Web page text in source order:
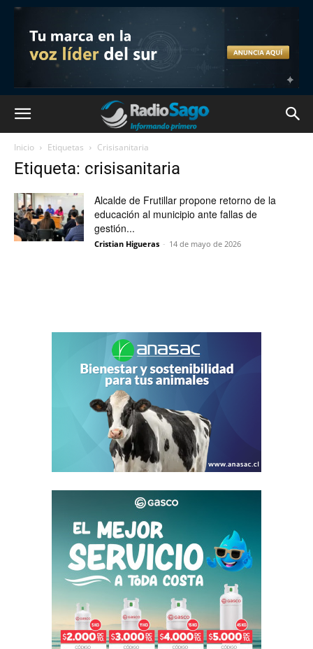
Inicio Etiquetas Crisisanitaria
Etiqueta: crisisanitaria
Alcalde de Frutillar propone retorno de la
educación al municipio ante fallas de
gestión...
Cristian Higueras - 14 de mayo de 2026